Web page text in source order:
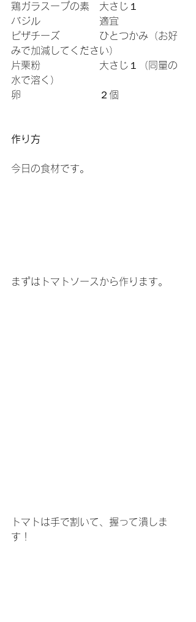
鶏ガラスープの素　大さじ１
バジル　　　　　　適宜
ピザチーズ　　　　ひとつかみ（お好
みで加減してください）
片栗粉　　　　　　大さじ１（同量の
水で溶く）
卵　　　　　　　　２個
作り方
今日の食材です。
まずはトマトソースから作ります。
トマトは手で割いて、握って潰しま
す！